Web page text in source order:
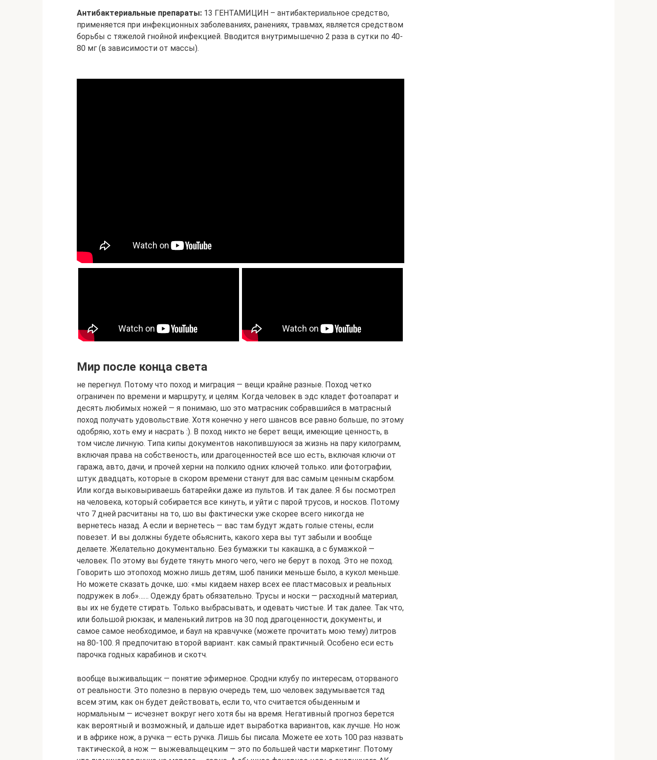
Антибактериальные препараты: 13 ГЕНТАМИЦИН – антибактериальное средство,
применяется при инфекционных заболеваниях, ранениях, травмах, является средством
борьбы с тяжелой гнойной инфекцией. Вводится внутримышечно 2 раза в сутки по 40-
80 мг (в зависимости от массы).
Мир после конца света
не перегнул. Потому что поход и миграция — вещи крайне разные. Поход четко
ограничен по времени и маршруту, и целям. Когда человек в эдс кладет фотоапарат и
десять любимых ножей — я понимаю, шо это матрасник собравшийся в матрасный
поход получать удовольствие. Хотя конечно у него шансов все равно больше, по этому
одобряю, хоть ему и насрать :). В поход никто не берет вещи, имеющие ценность, в
том числе личную. Типа кипы документов накопившуюся за жизнь на пару килограмм,
включая права на собственость, или драгоценностей все шо есть, включая ключи от
гаража, авто, дачи, и прочей херни на полкило одних ключей только. или фотографии,
штук двадцать, которые в скором времени станут для вас самым ценным скарбом.
Или когда выковыриваешь батарейки даже из пультов. И так далее. Я бы посмотрел
на человека, который собирается все кинуть, и уйти с парой трусов, и носков. Потому
что 7 дней расчитаны на то, шо вы фактически уже скорее всего никогда не
вернетесь назад. А если и вернетесь — вас там будут ждать голые стены, если
повезет. И вы должны будете обьяснить, какого хера вы тут забыли и вообще
делаете. Желательно документально. Без бумажки ты какашка, а с бумажкой —
человек. По этому вы будете тянуть много чего, чего не берут в поход. Это не поход.
Говорить шо этопоход можно лишь детям, шоб паники меньше было, а кукол меньше.
Но можете сказать дочке, шо: «мы кидаем нахер всех ее пластмасовых и реальных
подружек в лоб»…… Одежду брать обязательно. Трусы и носки — расходный материал,
вы их не будете стирать. Только выбрасывать, и одевать чистые. И так далее. Так что,
или большой рюкзак, и маленький литров на 30 под драгоценности, документы, и
самое самое необходимое, и баул на кравчучке (можете прочитать мою тему) литров
на 80-100. Я предпочитаю второй вариант. как самый практичный. Особено еси есть
парочка годных карабинов и скотч.
вообще выживальщик — понятие эфимерное. Сродни клубу по интересам, оторваного
от реальности. Это полезно в первую очередь тем, шо человек задумывается тад
всем этим, как он будет действовать, если то, что считается обыденным и
нормальным — исчезнет вокруг него хотя бы на время. Негативный прогноз берется
как вероятный и возможный, и дальше идет выработка вариантов, как лучше. Но нож
и в африке нож, а ручка — есть ручка. Лишь бы писала. Можете ее хоть 100 раз назвать
тактической, а нож — выжевальщецким — это по большей части маркетинг. Потому